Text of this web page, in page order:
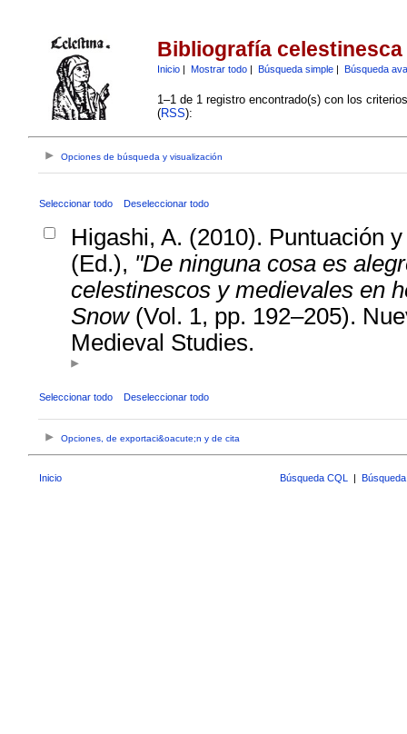
Bibliografía celestinesca
Inicio| Mostrar todo| Búsqueda simple| Búsqueda
1–1 de 1 registro encontrado(s) con los
(RSS):
Opciones de búsqueda y visualización
Seleccionar todo Deseleccionar todo
Higashi, A. (2010). Puntuación
(Ed.), "De ninguna cosa es
celestinescos y medievales en
Snow(Vol. 1, pp. 192–205).
Medieval Studies.
Seleccionar todo Deseleccionar todo
Opciones, de exportaci&oacute;n y de cita
Inicio Búsqueda CQL |